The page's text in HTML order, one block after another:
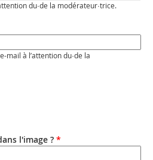
du·de la modérateur·trice.
mail à l’attention du·de la
l'image ? *